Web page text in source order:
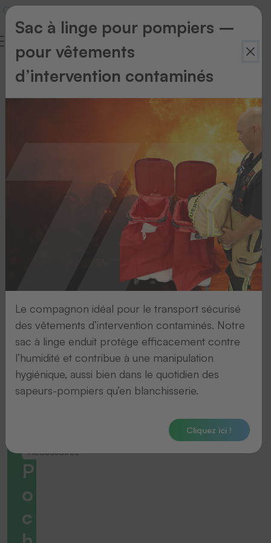
Retour
Accessoires
P
o
c
Sac à linge pour pompiers –
pour vêtements
d’intervention contaminés
Le compagnon idéal pour le transport sécurisé
des vêtements d’intervention contaminés. Notre
sac à linge enduit protège efficacement contre
l’humidité et contribue à une manipulation
hygiénique, aussi bien dans le quotidien des
sapeurs-pompiers qu’en blanchisserie.
Cliquez ici !